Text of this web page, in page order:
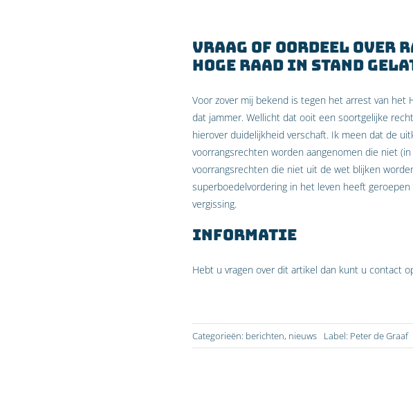
Vraag of oordeel over
Hoge Raad in stand
Voor zover mij bekend is tegen het arrest van het
dat jammer. Wellicht dat ooit een soortgelijke
hierover duidelijkheid verschaft. Ik meen dat de
voorrangsrechten worden aangenomen die niet
voorrangsrechten die niet uit de wet blijken
superboedelvordering in het leven heeft
vergissing.
Informatie
Hebt u vragen over dit artikel dan kunt u contact
Categorieën: berichten, nieuws Label: Peter de Graaf